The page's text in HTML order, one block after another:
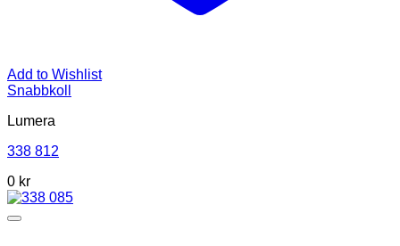
Add to Wishlist
Snabbkoll
Lumera
338 812
0 kr